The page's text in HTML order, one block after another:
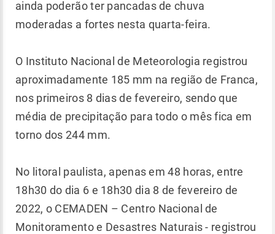
ainda poderão ter pancadas de chuva
moderadas a fortes nesta quarta-feira.
O Instituto Nacional de Meteorologia registrou
aproximadamente 185 mm na região de Franca,
nos primeiros 8 dias de fevereiro, sendo que
média de precipitação para todo o mês fica em
torno dos 244 mm.
No litoral paulista, apenas em 48 horas, entre
18h30 do dia 6 e 18h30 dia 8 de fevereiro de
2022, o CEMADEN – Centro Nacional de
Monitoramento e Desastres Naturais - registrou